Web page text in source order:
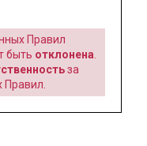
Правил
быть отклонена
за